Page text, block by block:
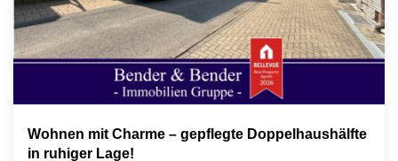
Wohnen mit Charme – gepflegte Doppelhaushälfte
in ruhiger Lage!